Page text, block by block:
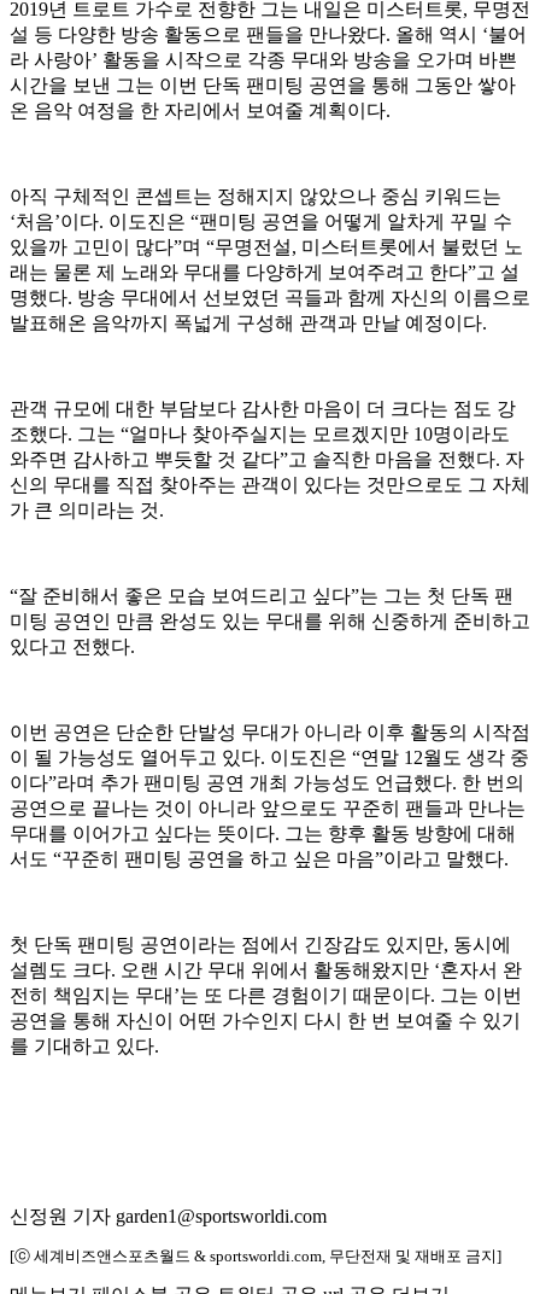
2019년 트로트 가수로 전향한 그는 내일은 미스터트롯, 무명전
설 등 다양한 방송 활동으로 팬들을 만나왔다. 올해 역시 ‘불어
라 사랑아’ 활동을 시작으로 각종 무대와 방송을 오가며 바쁜
시간을 보낸 그는 이번 단독 팬미팅 공연을 통해 그동안 쌓아
온 음악 여정을 한 자리에서 보여줄 계획이다.
아직 구체적인 콘셉트는 정해지지 않았으나 중심 키워드는
‘처음’이다. 이도진은 “팬미팅 공연을 어떻게 알차게 꾸밀 수
있을까 고민이 많다”며 “무명전설, 미스터트롯에서 불렀던 노
래는 물론 제 노래와 무대를 다양하게 보여주려고 한다”고 설
명했다. 방송 무대에서 선보였던 곡들과 함께 자신의 이름으로
발표해온 음악까지 폭넓게 구성해 관객과 만날 예정이다.
관객 규모에 대한 부담보다 감사한 마음이 더 크다는 점도 강
조했다. 그는 “얼마나 찾아주실지는 모르겠지만 10명이라도
와주면 감사하고 뿌듯할 것 같다”고 솔직한 마음을 전했다. 자
신의 무대를 직접 찾아주는 관객이 있다는 것만으로도 그 자체
가 큰 의미라는 것.
“잘 준비해서 좋은 모습 보여드리고 싶다”는 그는 첫 단독 팬
미팅 공연인 만큼 완성도 있는 무대를 위해 신중하게 준비하고
있다고 전했다.
이번 공연은 단순한 단발성 무대가 아니라 이후 활동의 시작점
이 될 가능성도 열어두고 있다. 이도진은 “연말 12월도 생각 중
이다”라며 추가 팬미팅 공연 개최 가능성도 언급했다. 한 번의
공연으로 끝나는 것이 아니라 앞으로도 꾸준히 팬들과 만나는
무대를 이어가고 싶다는 뜻이다. 그는 향후 활동 방향에 대해
서도 “꾸준히 팬미팅 공연을 하고 싶은 마음”이라고 말했다.
첫 단독 팬미팅 공연이라는 점에서 긴장감도 있지만, 동시에
설렘도 크다. 오랜 시간 무대 위에서 활동해왔지만 ‘혼자서 완
전히 책임지는 무대’는 또 다른 경험이기 때문이다. 그는 이번
공연을 통해 자신이 어떤 가수인지 다시 한 번 보여줄 수 있기
를 기대하고 있다.
신정원 기자 garden1@sportsworldi.com
[ⓒ 세계비즈앤스포츠월드 & sportsworldi.com, 무단전재 및 재배포 금지]